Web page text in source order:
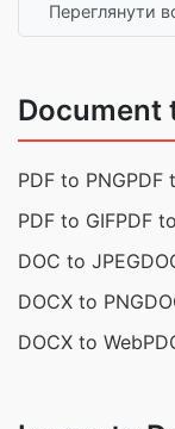
Переглянути
Document
PDF to PNGPDF
PDF to GIFPDF
DOC to JPEG
DOCX to PNG
DOCX to WebP